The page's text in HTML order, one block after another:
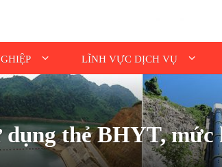
LĨNH VỰC DỊCH VỤ
dụng thẻ BHYT,